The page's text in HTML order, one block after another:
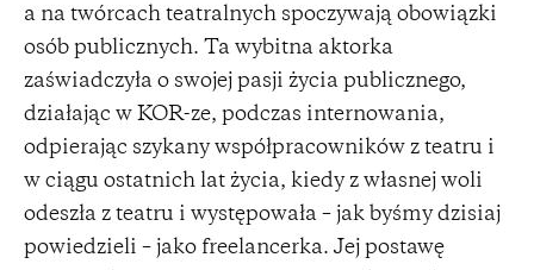
a na twórcach teatralnych spoczywają obowiązki
osób publicznych. Ta wybitna aktorka
zaświadczyła o swojej pasji życia publicznego,
działając w KOR-ze, podczas internowania,
odpierając szykany współpracowników z teatru i
w ciągu ostatnich lat życia, kiedy z własnej woli
odeszła z teatru i występowała – jak byśmy dzisiaj
powiedzieli – jako freelancerka. Jej postawę